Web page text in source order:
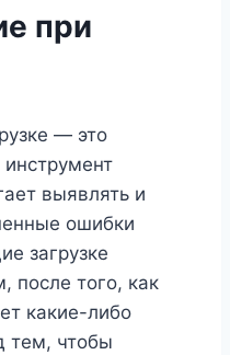
при
— это
выявлять и
ошибки
загрузке
после того, как
какие-либо
тем, чтобы